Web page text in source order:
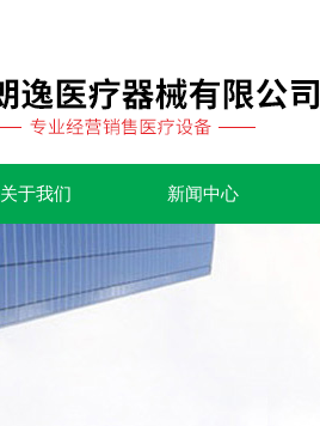
关于我们 新闻中心